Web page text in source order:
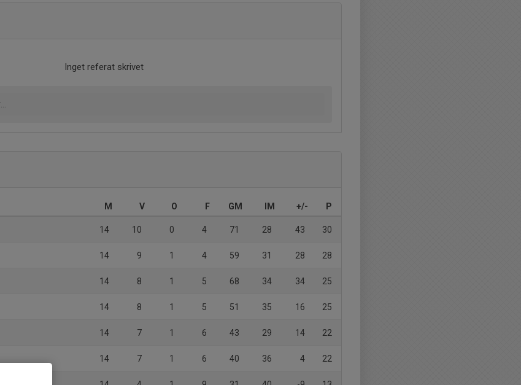
Inget referat skrivet
M V O F GM IM +/- P
14 10 0 4 71 28 43 30
14 9 1 4 59 31 28 28
14 8 1 5 68 34 34 25
14 8 1 5 51 35 16 25
14 7 1 6 43 29 14 22
14 7 1 6 40 36 4 22